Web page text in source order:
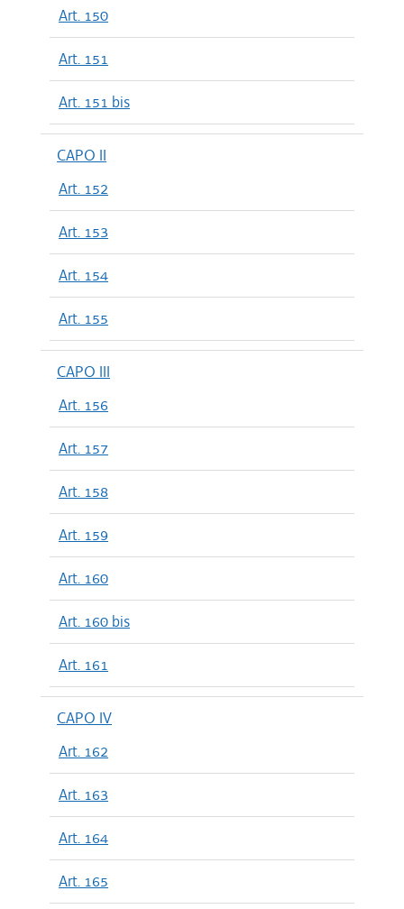
Art. 150
Art. 151
Art. 151 bis
CAPO II
Art. 152
Art. 153
Art. 154
Art. 155
CAPO III
Art. 156
Art. 157
Art. 158
Art. 159
Art. 160
Art. 160 bis
Art. 161
CAPO IV
Art. 162
Art. 163
Art. 164
Art. 165